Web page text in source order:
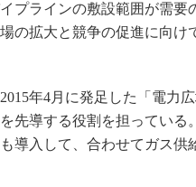
プラインの敷設範囲が需要
の拡大と競争の促進に向け
年4月に発足した「電力
先導する役割を担ってい
導入して、合わせてガス